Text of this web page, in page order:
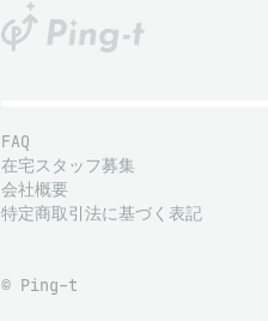
FAQ
在宅スタッフ募集
会社概要
特定商取引法に基づく表記
© Ping-t